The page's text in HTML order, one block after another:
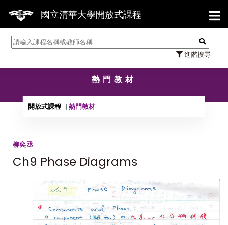
國立清華大學開放式課程
進階搜尋
【
熱門教材
開放式課程 熱門教材
柳奕丞
Ch9 Phase Diagrams